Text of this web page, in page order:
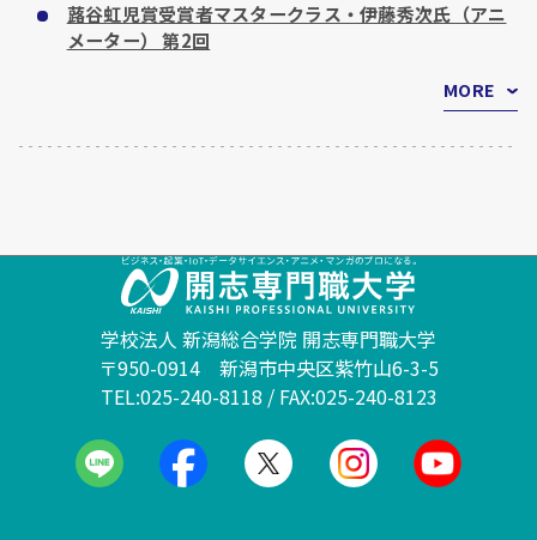
蕗谷虹児賞受賞者マスタークラス・伊藤秀次氏（アニ
メーター） 第2回
MORE
学校法人 新潟総合学院 開志専門職大学
〒950-0914 新潟市中央区紫竹山6-3-5
TEL:025-240-8118 / FAX:025-240-8123